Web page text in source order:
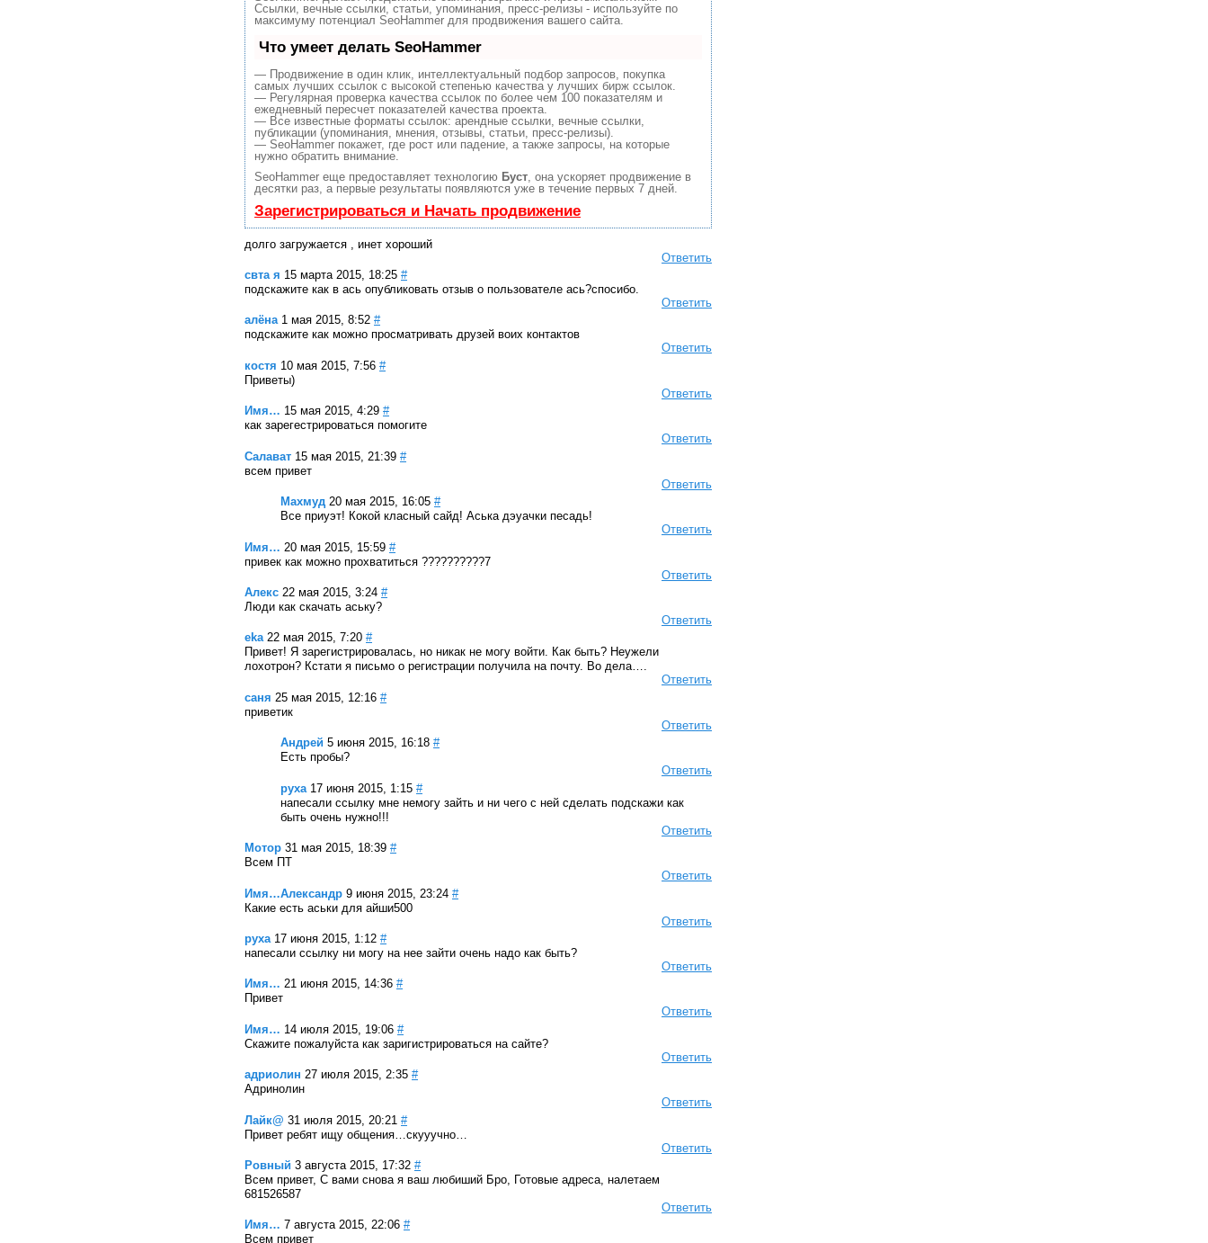
Ссылки, вечные ссылки, статьи, упоминания, пресс-релизы - используйте по
максимуму потенциал SeoHammer для продвижения вашего сайта.
Что умеет делать SeoHammer
— Продвижение в один клик, интеллектуальный подбор запросов, покупка
самых лучших ссылок с высокой степенью качества у лучших бирж ссылок.
— Регулярная проверка качества ссылок по более чем 100 показателям и
ежедневный пересчет показателей качества проекта.
— Все известные форматы ссылок: арендные ссылки, вечные ссылки,
публикации (упоминания, мнения, отзывы, статьи, пресс-релизы).
— SeoHammer покажет, где рост или падение, а также запросы, на которые
нужно обратить внимание.
SeoHammer еще предоставляет технологию Буст , она ускоряет продвижение в
десятки раз, а первые результаты появляются уже в течение первых 7 дней.
Зарегистрироваться и Начать продвижение
долго загружается , инет хороший
Ответить
свта я 15 марта 2015, 18:25 #
подскажите как в ась опубликовать отзыв о пользователе ась?спосибо.
Ответить
алёна 1 мая 2015, 8:52 #
подскажите как можно просматривать друзей воих контактов
Ответить
костя 10 мая 2015, 7:56 #
Приветы)
Ответить
Имя… 15 мая 2015, 4:29 #
как зарегестрироваться помогите
Ответить
Салават 15 мая 2015, 21:39 #
всем привет
Ответить
Махмуд 20 мая 2015, 16:05 #
Все приуэт! Кокой класный сайд! Аська дэуачки песадь!
Ответить
Имя… 20 мая 2015, 15:59 #
привек как можно прохватиться ??????????7
Ответить
Алекс 22 мая 2015, 3:24 #
Люди как скачать аську?
Ответить
eka 22 мая 2015, 7:20 #
Привет! Я зарегистрировалась, но никак не могу войти. Как быть? Неужели
лохотрон? Кстати я письмо о регистрации получила на почту. Во дела….
Ответить
саня 25 мая 2015, 12:16 #
приветик
Ответить
Андрей 5 июня 2015, 16:18 #
Есть пробы?
Ответить
руха 17 июня 2015, 1:15 #
напесали ссылку мне немогу зайть и ни чего с ней сделать подскажи как
быть очень нужно!!!
Ответить
Мотор 31 мая 2015, 18:39 #
Всем ПТ
Ответить
Имя…Александр 9 июня 2015, 23:24 #
Какие есть аськи для айши500
Ответить
руха 17 июня 2015, 1:12 #
напесали ссылку ни могу на нее зайти очень надо как быть?
Ответить
Имя… 21 июня 2015, 14:36 #
Привет
Ответить
Имя… 14 июля 2015, 19:06 #
Скажите пожалуйста как заригистрироваться на сайте?
Ответить
адриолин 27 июля 2015, 2:35 #
Адринолин
Ответить
Лайк@ 31 июля 2015, 20:21 #
Привет ребят ищу общения…скууучно…
Ответить
Ровный 3 августа 2015, 17:32 #
Всем привет, С вами снова я ваш любиший Бро, Готовые адреса, налетаем
681526587
Ответить
Имя… 7 августа 2015, 22:06 #
Всем привет